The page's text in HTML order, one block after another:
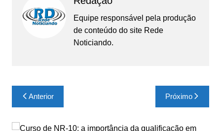
Equipe responsável pela produção
de conteúdo do site Rede
Noticiando.
Navegação
de
Post
Anterior Próximo